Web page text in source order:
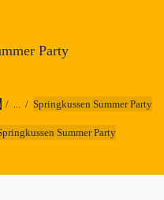
Party
... Springkussen Summer Party
Summer Party